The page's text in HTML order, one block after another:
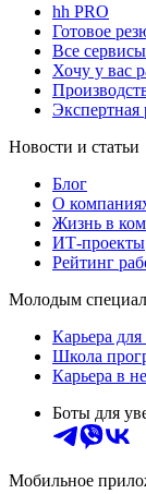
hh PRO
Готовое
Все сервисы
Хочу у вас
Экспертная
Новости и статьи
Блог
О
Жизнь в
ИТ-проекты
Рейтинг
Молодым
Карьера
Школа
Карьера в
Боты для
Мобильное